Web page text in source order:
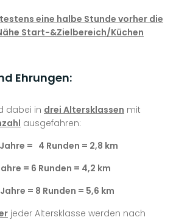
eine halbe Stunde vorher die
Start-&Zielbereich/Küchen
Ehrungen:
dabei in drei Altersklassen mit
ausgefahren:
= 4 Runden = 2,8 km
= 6 Runden = 4,2 km
Jahre = 8 Runden = 5,6 km
jeder Altersklasse werden nach